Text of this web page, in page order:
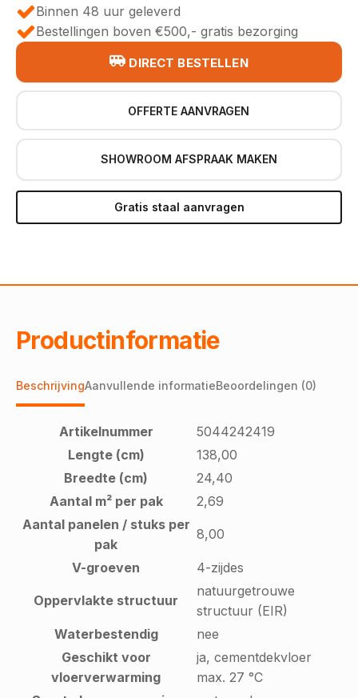
Binnen 48 uur geleverd
Bestellingen boven €500,- gratis bezorging
DIRECT BESTELLEN
OFFERTE AANVRAGEN
SHOWROOM AFSPRAAK MAKEN
Gratis staal aanvragen
Productinformatie
BeschrijvingAanvullende informatieBeoordelingen (0)
Artikelnummer
5044242419
Lengte (cm)
138,00
Breedte (cm)
24,40
Aantal m² per pak
2,69
Aantal panelen / stuks per
pak
8,00
V-groeven 4-zijdes
Oppervlakte structuur
natuurgetrouwe
structuur (EIR)
Waterbestendig
nee
Geschikt voor
vloerverwarming
ja, cementdekvloer
max. 27 °C